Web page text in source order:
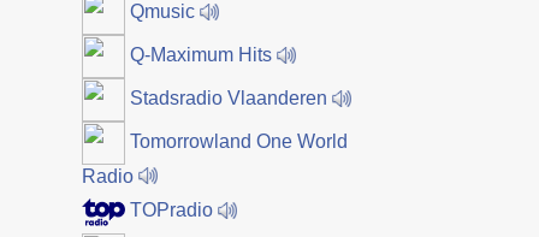
Qmusic
Q-Maximum Hits
Stadsradio Vlaanderen
Tomorrowland One World
Radio
TOPradio